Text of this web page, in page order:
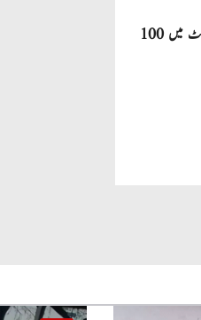
صاحبزادہ فرحان ایک سال میں ٹی ٹوئنٹی کرکٹ میں 100